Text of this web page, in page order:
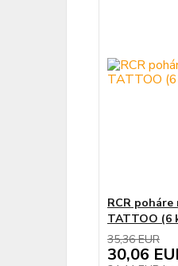
RCR
TATTOO (6
35,36 EUR
30,06